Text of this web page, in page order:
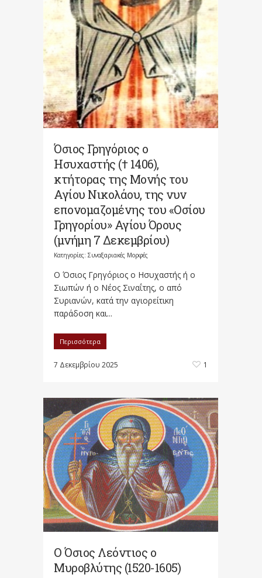
Όσιος Γρηγόριος ο
Ησυχαστής († 1406),
κτήτορας της Μονής του
Αγίου Νικολάου, της νυν
επονομαζομένης του «Οσίου
Γρηγορίου» Αγίου Όρους
(μνήμη 7 Δεκεμβρίου)
Κατηγορίες: Συναξαριακές Μορφές
Ο Όσιος Γρηγόριος ο Ησυχαστής ή ο
Σιωπών ή ο Νέος Σιναΐτης, ο από
Συριανών, κατά την αγιορείτικη
παράδοση και...
Περισσότερα
7 Δεκεμβρίου 2025 1
Ο Όσιος Λεόντιος ο
Μυροβλύτης (1520-1605)